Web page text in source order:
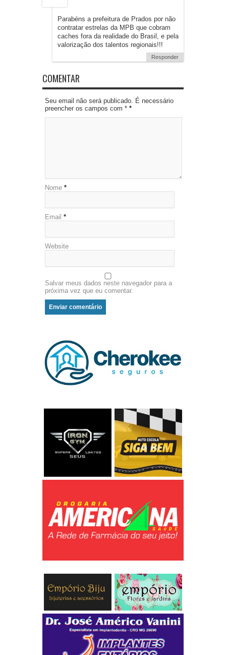
Parabéns a prefeitura de Prados por não
contratar estrelas da MPB que cobram
caches fora da realidade do Brasil, e pela
valorização dos talentos regionais!!!
Responder
COMENTAR
Seu email não será publicado. É necessário
preencher os campos com * *
Nome *
Email *
Website
Salvar meus dados neste navegador para a
próxima vez que eu comentar.